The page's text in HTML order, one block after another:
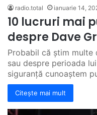
radio.total ianuarie 14,
10 lucruri mai
despre Dave
Probabil că știm multe
sau despre perioada
siguranță cunoaștem
Citește mai mult